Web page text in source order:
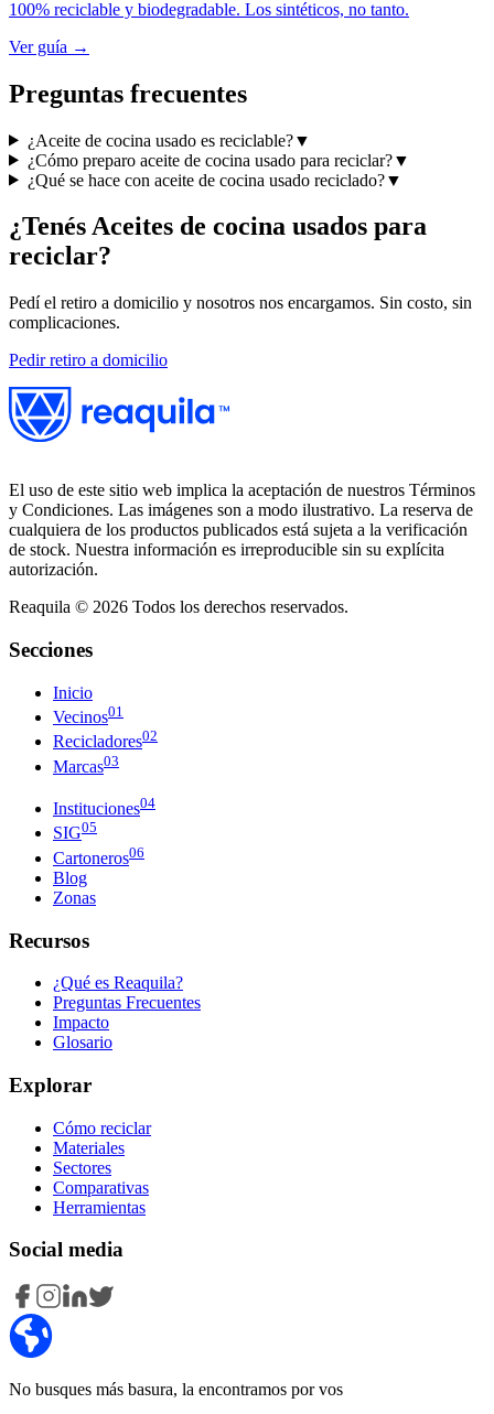
100% reciclable y biodegradable. Los sintéticos, no tanto.
Ver guía →
Preguntas frecuentes
¿Aceite de cocina usado es reciclable?▼
¿Cómo preparo aceite de cocina usado para reciclar?▼
¿Qué se hace con aceite de cocina usado reciclado?▼
¿TenésAceites de cocina usados para
reciclar?
Pedí el retiro a domicilio y nosotros nos encargamos. Sin costo, sin
complicaciones.
Pedir retiro a domicilio
El uso de este sitio web implica la aceptación de nuestros Términos
y Condiciones. Las imágenes son a modo ilustrativo. La reserva de
cualquiera de los productos publicados está sujeta a la verificación
de stock. Nuestra información es irreproducible sin su explícita
autorización.
Reaquila © 2026 Todos los derechos reservados.
Secciones
Inicio
Vecinos01
Recicladores02
Marcas03
Instituciones04
SIG05
Cartoneros06
Blog
Zonas
Recursos
¿Qué es Reaquila?
Preguntas Frecuentes
Impacto
Glosario
Explorar
Cómo reciclar
Materiales
Sectores
Comparativas
Herramientas
Social media
No busques más basura, la encontramos por vos